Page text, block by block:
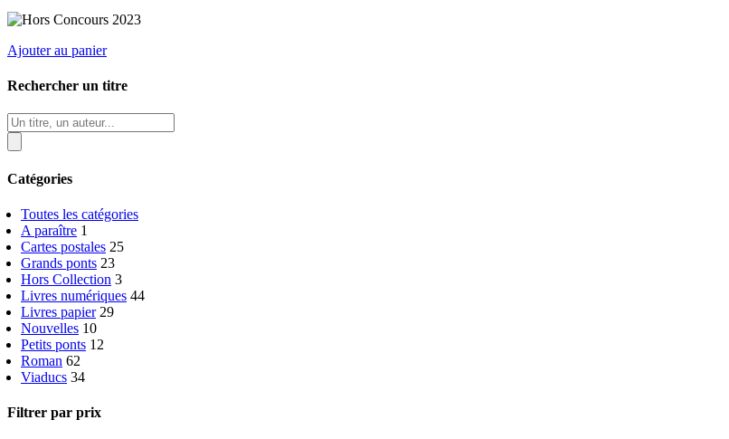
Ajouter au panier
Rechercher un titre
Recherche
de
produits
Catégories
Toutes les catégories
A paraître 1
Cartes postales 25
Grands ponts 23
Hors Collection 3
Livres numériques 44
Livres papier 29
Nouvelles 10
Petits ponts 12
Roman 62
Viaducs 34
Filtrer par prix